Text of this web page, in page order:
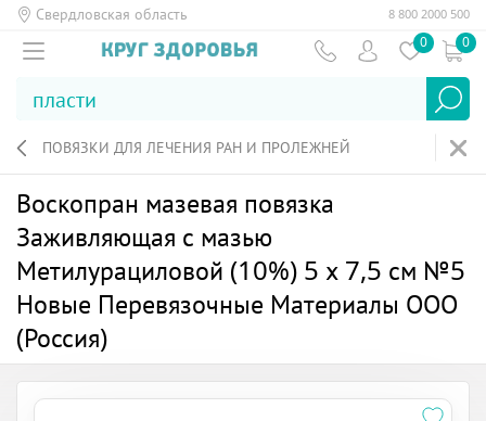
Свердловская область 8 800 2000 500
0 0
ПОВЯЗКИ ДЛЯ ЛЕЧЕНИЯ РАН И ПРОЛЕЖНЕЙ
Воскопран мазевая повязка
Заживляющая с мазью
Метилурациловой (10%) 5 х 7,5 см №5
Новые Перевязочные Материалы ООО
(Россия)